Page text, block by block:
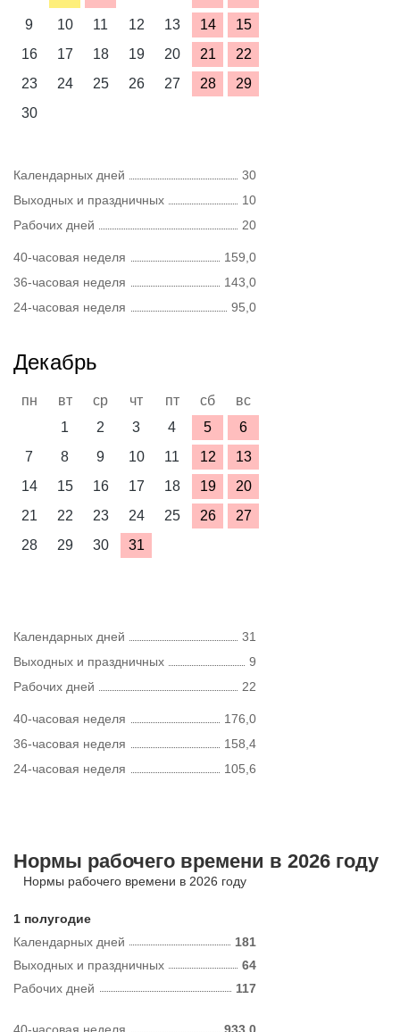
9
10 11 12 13 14
15
16
17 18 19 20 21
22
23
24 25 26 27 28
29
30
Календарных дней
30
Выходных и праздничных
10
Рабочих дней
20
40-часовая неделя
159,0
36-часовая неделя
143,0
24-часовая неделя
95,0
Декабрь
пн вт ср чт пт сб
вс
1
2 3 4 5
6
7
8 9 10 11 12
13
14
15 16 17 18 19
20
21
22 23 24 25 26
27
28
29 30 31
Календарных дней
31
Выходных и праздничных
9
Рабочих дней
22
40-часовая неделя
176,0
36-часовая неделя
158,4
24-часовая неделя
105,6
Нормы рабочего времени в 2026 году
Нормы рабочего времени в 2026 году
1 полугодие
Календарных дней
181
Рабочих дней 117
Выходных и праздничных 64